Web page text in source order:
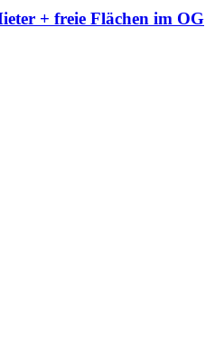
+ freie Flächen im OG